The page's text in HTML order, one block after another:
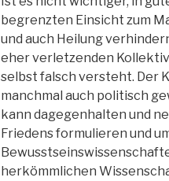
begrenzten Einsicht zum
und auch Heilung
eher verletzenden
selbst falsch versteht. Der
manchmal auch politisch
kann dagegenhalten und
Friedens formulieren und
herkömmlichen